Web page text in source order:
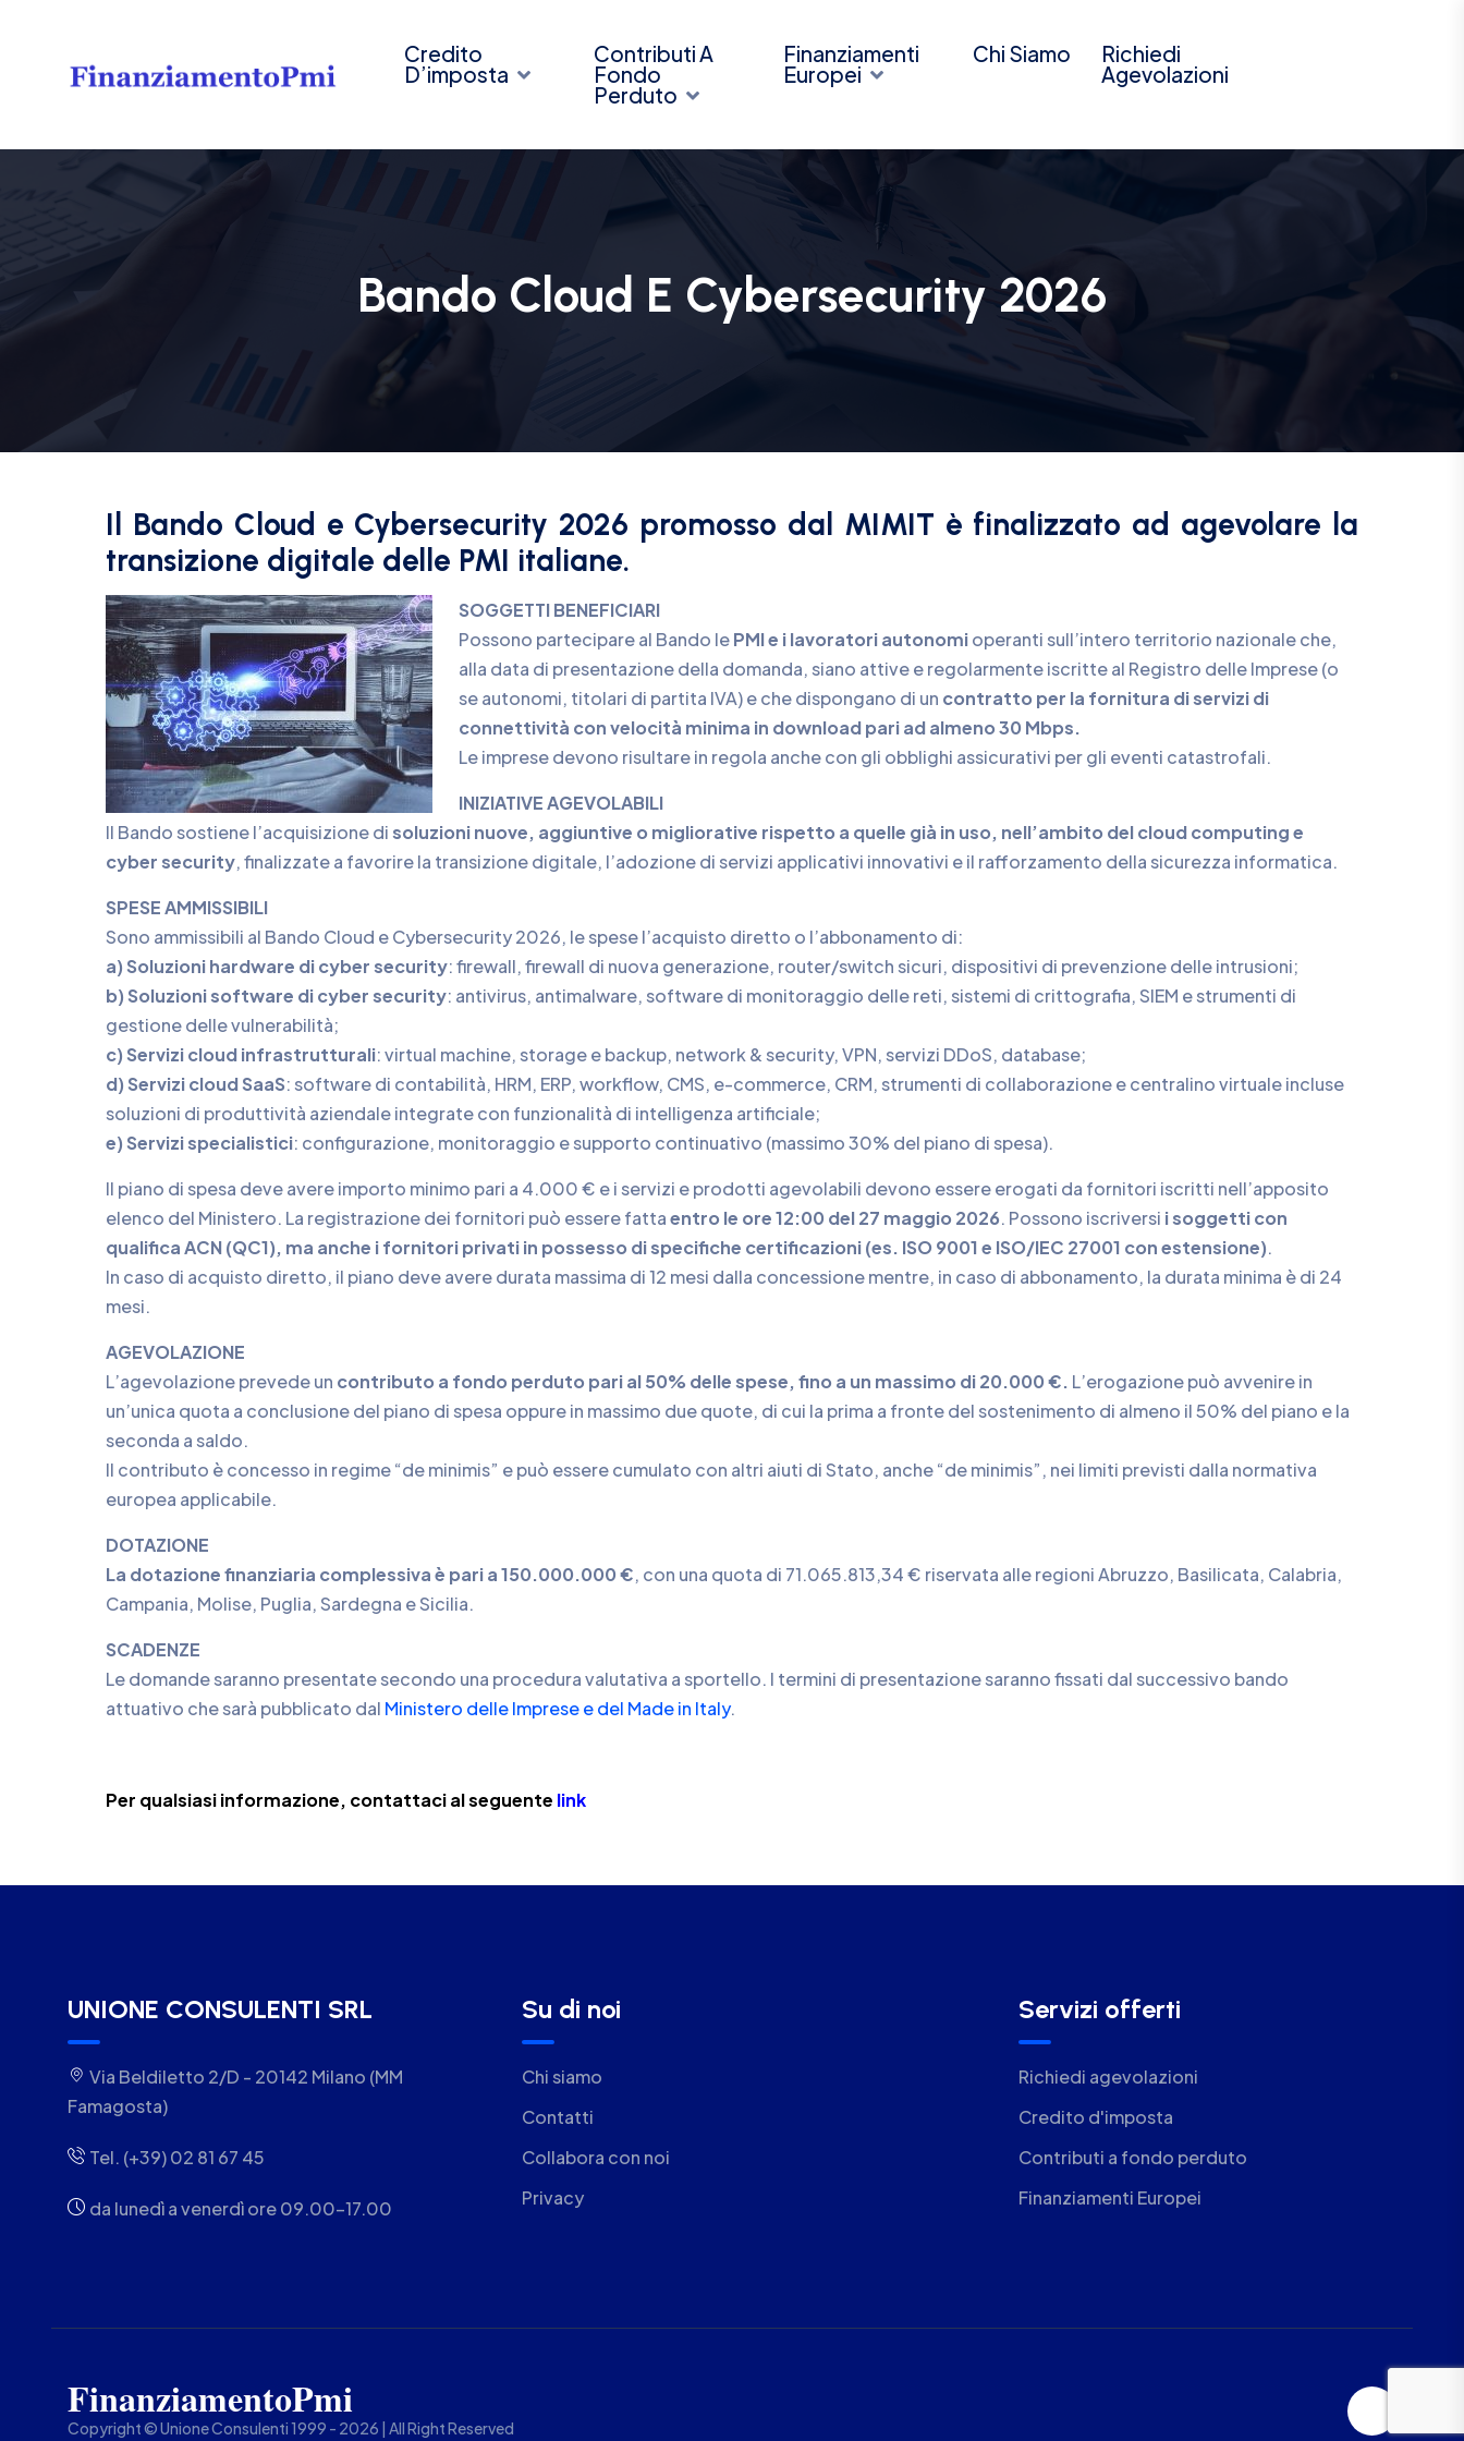
Credito
D’imposta
Contributi A
Fondo
Perduto
Finanziamenti
Europei
Chi Siamo Richiedi
Agevolazioni
Bando Cloud E Cybersecurity 2026
Il Bando Cloud e Cybersecurity 2026 promosso dal MIMIT è finalizzato ad agevolare la
transizione digitale delle PMI italiane.
SOGGETTI BENEFICIARI
Possono partecipare al Bando lePMI e i lavoratori autonomioperanti sull’intero territorio nazionale che,
alla data di presentazione della domanda, siano attive e regolarmente iscritte al Registro delle Imprese (o
se autonomi, titolari di partita IVA) e che dispongano di un contratto per la fornitura di servizi di
connettività con velocità minima in download pari ad almeno 30 Mbps.
Le imprese devono risultare in regola anche con gli obblighi assicurativi per gli eventi catastrofali.
INIZIATIVE AGEVOLABILI
Il Bando sostiene l’acquisizione disoluzioni nuove, aggiuntive o migliorative rispetto a quelle già in uso, nell’ambito del cloud computing e
cyber security, finalizzate a favorire la transizione digitale, l’adozione di servizi applicativi innovativi e il rafforzamento della sicurezza informatica.
SPESE AMMISSIBILI
Sono ammissibili al Bando Cloud e Cybersecurity 2026, le spese l’acquisto diretto o l’abbonamento di:
a) Soluzioni hardware di cyber security: firewall, firewall di nuova generazione, router/switch sicuri, dispositivi di prevenzione delle intrusioni;
b) Soluzioni software di cyber security: antivirus, antimalware, software di monitoraggio delle reti, sistemi di crittografia, SIEM e strumenti di
gestione delle vulnerabilità;
c) Servizi cloud infrastrutturali: virtual machine, storage e backup, network & security, VPN, servizi DDoS, database;
d) Servizi cloud SaaS: software di contabilità, HRM, ERP, workflow, CMS, e-commerce, CRM, strumenti di collaborazione e centralino virtuale incluse
soluzioni di produttività aziendale integrate con funzionalità di intelligenza artificiale;
e) Servizi specialistici: configurazione, monitoraggio e supporto continuativo (massimo 30% del piano di spesa).
Il piano di spesa deve avere importo minimo pari a 4.000 € e i servizi e prodotti agevolabili devono essere erogati da fornitori iscritti nell’apposito
elenco del Ministero. La registrazione dei fornitori può essere fattaentro le ore 12:00 del 27 maggio 2026. Possono iscriversi i soggetti con
qualifica ACN (QC1), ma anche i fornitori privati in possesso di specifiche certificazioni (es. ISO 9001 e ISO/IEC 27001 con estensione).
In caso di acquisto diretto, il piano deve avere durata massima di 12 mesi dalla concessione mentre, in caso di abbonamento, la durata minima è di 24
mesi.
AGEVOLAZIONE
L’agevolazione prevede un contributo a fondo perduto pari al 50% delle spese, fino a un massimo di 20.000 €. L’erogazione può avvenire in
un’unica quota a conclusione del piano di spesa oppure in massimo due quote, di cui la prima a fronte del sostenimento di almeno il 50% del piano e la
seconda a saldo.
Il contributo è concesso in regime “de minimis” e può essere cumulato con altri aiuti di Stato, anche “de minimis”, nei limiti previsti dalla normativa
europea applicabile.
DOTAZIONE
La dotazione finanziaria complessiva è pari a 150.000.000 €, con una quota di 71.065.813,34 € riservata alle regioni Abruzzo, Basilicata, Calabria,
Campania, Molise, Puglia, Sardegna e Sicilia.
SCADENZE
Le domande saranno presentate secondo una procedura valutativa a sportello. I termini di presentazione saranno fissati dal successivo bando
attuativo che sarà pubblicato dal Ministero delle Imprese e del Made in Italy.
Per qualsiasi informazione, contattaci al seguente link
UNIONE CONSULENTI SRL
Via Beldiletto 2/D - 20142 Milano (MM
Famagosta)
Tel. (+39) 02 81 67 45
da lunedì a venerdì ore 09.00-17.00
Su di noi
Chi siamo
Contatti
Collabora con noi
Privacy
Servizi offerti
Richiedi agevolazioni
Credito d'imposta
Contributi a fondo perduto
Finanziamenti Europei
FinanziamentoPmi
Copyright © Unione Consulenti 1999 - 2026 | All Right Reserved